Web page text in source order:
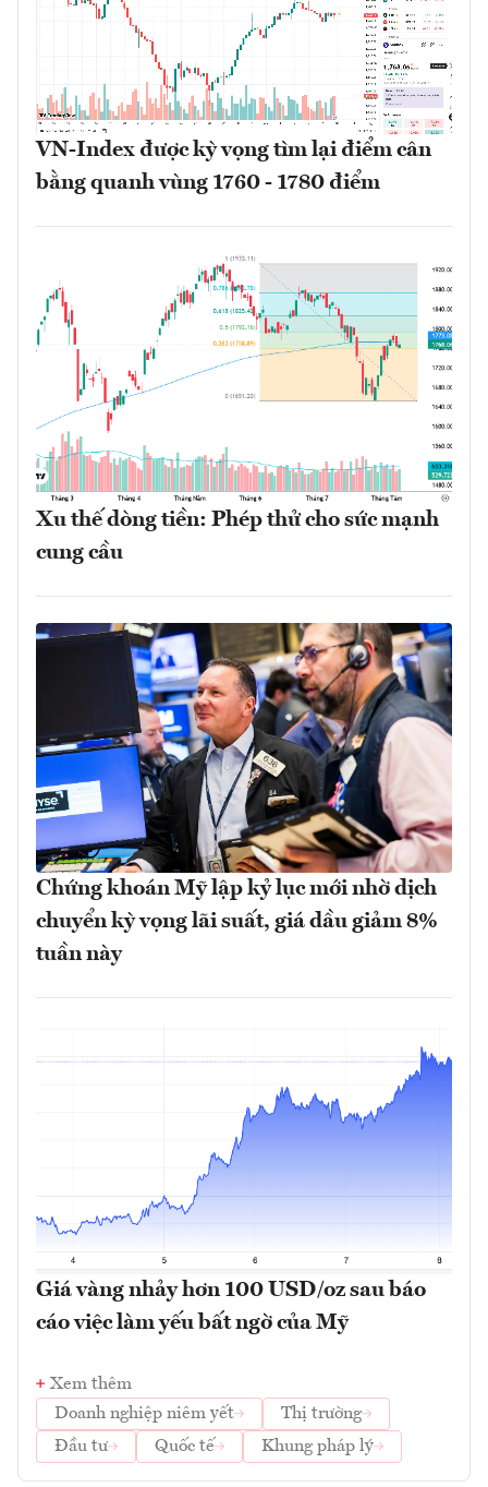
VN-Index được kỳ vọng tìm lại điểm cân
bằng quanh vùng 1760 - 1780 điểm
Xu thế dòng tiền: Phép thử cho sức mạnh
cung cầu
Chứng khoán Mỹ lập kỷ lục mới nhờ dịch
chuyển kỳ vọng lãi suất, giá dầu giảm 8%
tuần này
Giá vàng nhảy hơn 100 USD/oz sau báo
cáo việc làm yếu bất ngờ của Mỹ
Xem thêm
Doanh nghiệp niêm yết
Thị trường
Đầu tư
Quốc tế Khung pháp lý